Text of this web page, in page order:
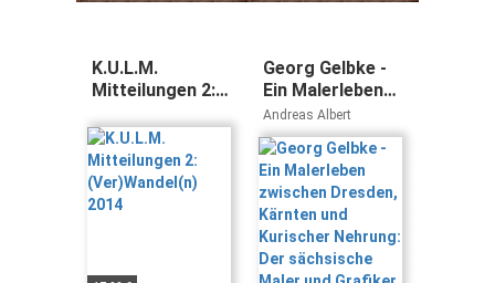
K.U.L.M.
Mitteilungen 2:
2014
Georg Gelbke -
Ein Malerleben
zwischen
Dresden,
Kärnten und
Kurischer
Nehrung: Der
sächsische
Maler und
Grafiker Georg
Andreas Albert